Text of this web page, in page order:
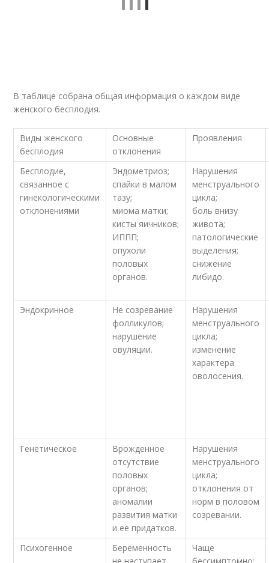
В таблице собрана общая информация о каждом виде
женского бесплодия.
Виды женского
бесплодия
Основные
отклонения
Проявления
Бесплодие,
связанное с
гинекологическими
отклонениями
Эндометриоз;
спайки в малом
тазу;
миома матки;
кисты яичников;
ИППП;
опухоли
половых
органов.
Нарушения
менструального
цикла;
боль внизу
живота;
патологические
выделения;
снижение
либидо.
Эндокринное
Не созревание
фолликулов;
нарушение
овуляции.
Нарушения
менструального
цикла;
изменение
характера
оволосения.
Генетическое
Врожденное
отсутствие
половых
органов;
аномалии
развития матки
и ее придатков.
Нарушения
менструального
цикла;
отклонения от
норм в половом
созревании.
Психогенное
Беременность
Чаще